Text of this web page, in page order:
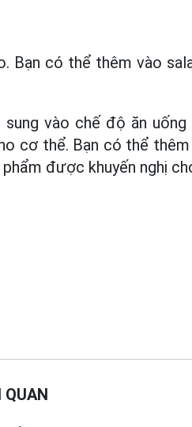
Bạn có thể thêm vào
vào chế độ ăn uống
cơ thể. Bạn có thể
được khuyến nghị
QUAN